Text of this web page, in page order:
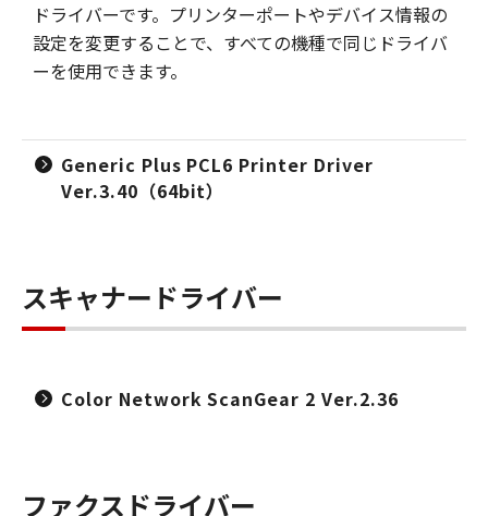
ドライバーです。プリンターポートやデバイス情報の
設定を変更することで、すべての機種で同じドライバ
ーを使用できます。
Generic Plus PCL6 Printer Driver
Ver.3.40（64bit）
スキャナードライバー
Color Network ScanGear 2 Ver.2.36
ファクスドライバー